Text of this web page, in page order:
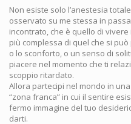
Non esiste solo l’anestesia
osservato su me stessa in
incontrato, che è quello di
più complessa di quel che si
o lo sconforto, o un senso di
piacere nel momento che ti
scoppio ritardato.
Allora partecipi nel mondo in
“zona franca” in cui il sentire
fermo immagine del tuo
darti.